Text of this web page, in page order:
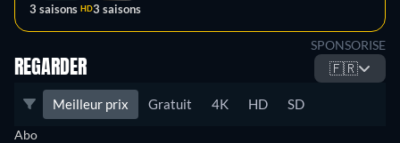
3 saisons HD3 saisons
SPONSORISE
REGARDER 🇫🇷
Meilleur prix Gratuit 4K HD SD
Abo